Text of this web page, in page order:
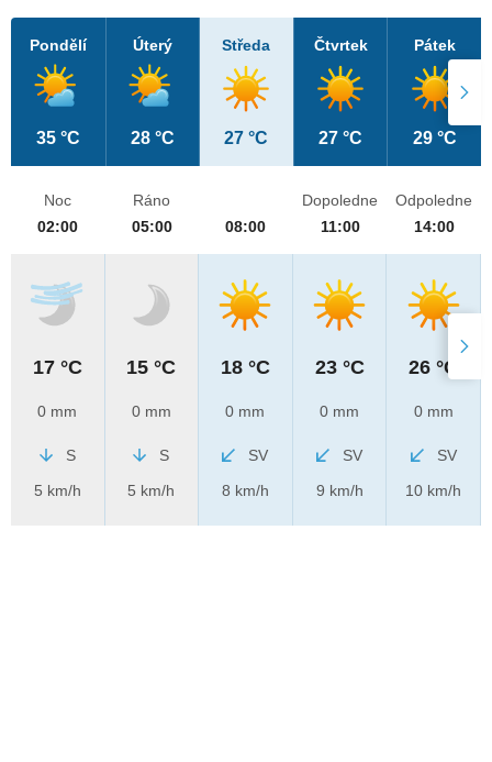
Pondělí
35 °C
Úterý
28 °C
Středa
27 °C
Čtvrtek
27 °C
Pátek
29 °C
Noc
02:00
17 °C
0 mm
S
5 km/h
Ráno
05:00
15 °C
0 mm
S
5 km/h
08:00
18 °C
0 mm
SV
8 km/h
Dopoledne
11:00
23 °C
0 mm
SV
9 km/h
Odpoledne
14:00
26 °C
0 mm
SV
10 km/h